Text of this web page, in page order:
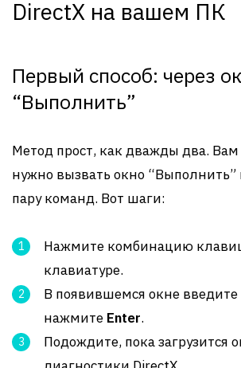
DirectX на вашем ПК
Первый способ: через
“Выполнить”
Метод прост, как дважды два.
нужно вызвать окно “Выполнить”
пару команд. Вот шаги:
Нажмите комбинацию
клавиатуре.
В появившемся окне введите
нажмите Enter.
Подождите, пока загрузится